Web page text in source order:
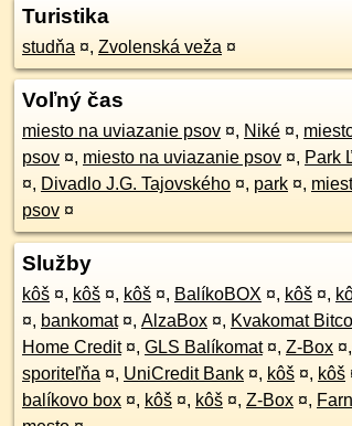
Turistika
studňa ¤, Zvolenská veža ¤
Voľný čas
miesto na uviazanie psov ¤, Niké ¤,
psov ¤, miesto na uviazanie psov ¤, Park
¤, Divadlo J.G. Tajovského ¤, park ¤,
psov ¤
Služby
kôš ¤, kôš ¤, kôš ¤, BalíkoBOX ¤, kôš ¤,
¤, bankomat ¤, AlzaBox ¤, Kvakomat
Home Credit ¤, GLS Balíkomat ¤, Z-Box ¤,
sporiteľňa ¤, UniCredit Bank ¤, kôš ¤, kôš
balíkovo box ¤, kôš ¤, kôš ¤, Z-Box ¤,